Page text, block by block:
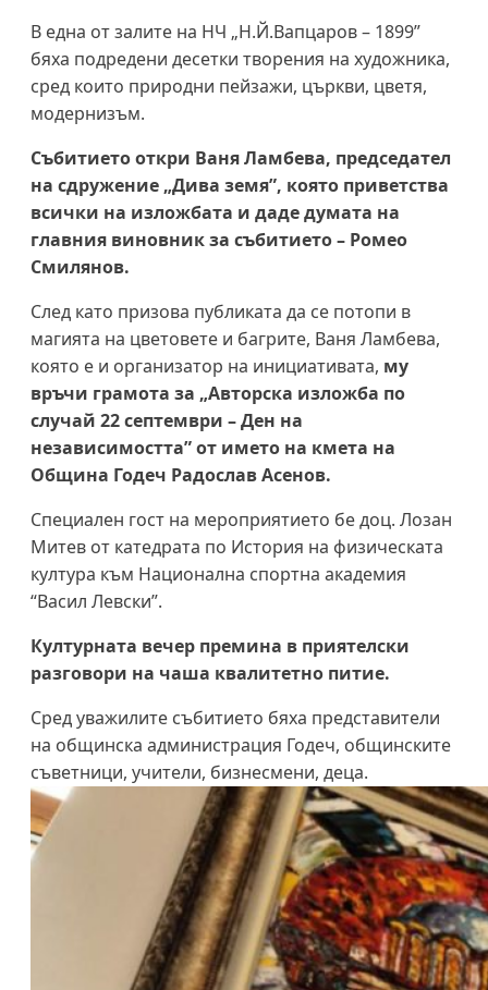
В една от залите на НЧ „Н.Й.Вапцаров – 1899”
бяха подредени десетки творения на художника,
сред които природни пейзажи, църкви, цветя,
модернизъм.
Събитието откри Ваня Ламбева, председател
на сдружение „Дива земя”, която приветства
всички на изложбата и даде думата на
главния виновник за събитието – Ромео
Смилянов.
След като призова публиката да се потопи в
магията на цветовете и багрите, Ваня Ламбева,
която е и организатор на инициативата, му
връчи грамота за „Авторска изложба по
случай 22 септември – Ден на
независимостта” от името на кмета на
Община Годеч Радослав Асенов.
Специален гост на мероприятието бе доц. Лозан
Митев от катедрата по История на физическата
култура към Национална спортна академия
“Васил Левски”.
Културната вечер премина в приятелски
разговори на чаша квалитетно питие.
Сред уважилите събитието бяха представители
на общинска администрация Годеч, общинските
съветници, учители, бизнесмени, деца.